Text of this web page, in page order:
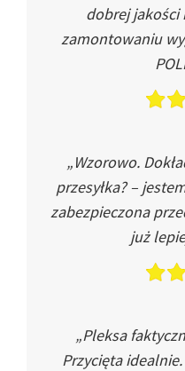
dobrej jakości
zamontowaniu
„Wzorowo.
przesyłka? –
zabezpieczona
już
„Pleksa
Przycięta